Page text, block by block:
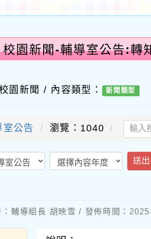
校園新聞-輔導室公告:轉
園新聞 / 內容類型： 新聞類型
室公告 瀏覽：1040
送出
輔導組長 胡映雪 / 發佈時間：